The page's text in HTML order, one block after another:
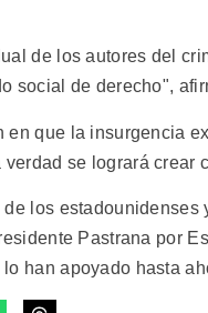
de los autores del
social de derecho",
en que la insurgencia
se logrará
los
Pastrana por
han apoyado hasta